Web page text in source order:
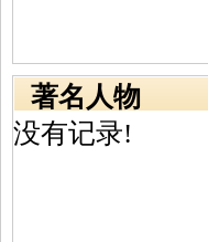
著名人物
没有记录!